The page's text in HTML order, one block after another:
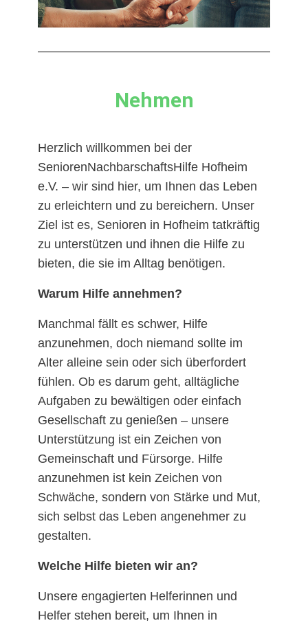
Nehmen
Herzlich willkommen bei der
SeniorenNachbarschaftsHilfe Hofheim
e.V. – wir sind hier, um Ihnen das Leben
zu erleichtern und zu bereichern. Unser
Ziel ist es, Senioren in Hofheim tatkräftig
zu unterstützen und ihnen die Hilfe zu
bieten, die sie im Alltag benötigen.
Warum Hilfe annehmen?
Manchmal fällt es schwer, Hilfe
anzunehmen, doch niemand sollte im
Alter alleine sein oder sich überfordert
fühlen. Ob es darum geht, alltägliche
Aufgaben zu bewältigen oder einfach
Gesellschaft zu genießen – unsere
Unterstützung ist ein Zeichen von
Gemeinschaft und Fürsorge. Hilfe
anzunehmen ist kein Zeichen von
Schwäche, sondern von Stärke und Mut,
sich selbst das Leben angenehmer zu
gestalten.
Welche Hilfe bieten wir an?
Unsere engagierten Helferinnen und
Helfer stehen bereit, um Ihnen in